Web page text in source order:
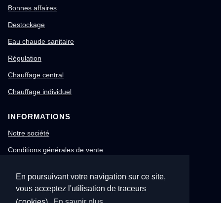
En poursuivant votre navigation sur ce site,
vous acceptez l'utilisation de traceurs
Bonnes affaires
Destockage
Eau chaude sanitaire
Régulation
Chauffage central
Chauffage individuel
INFORMATIONS
Notre société
Conditions générales de vente
Gestion des cookies
Confidentialité & RGPD